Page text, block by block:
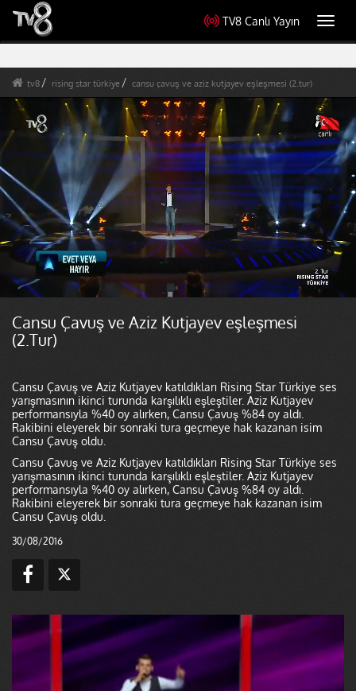
TV8 Canlı Yayın
tv8 rising star türkiye cansu çavuş ve aziz kutjayev eşleşmesi (2.tur)
Cansu Çavuş ve Aziz Kutjayev eşleşmesi
(2.Tur)
Cansu Çavuş ve Aziz Kutjayev katıldıkları Rising Star Türkiye ses
yarışmasının ikinci turunda karşılıklı eşleştiler. Aziz Kutjayev
performansıyla %40 oy alırken, Cansu Çavuş %84 oy aldı.
Rakibini eleyerek bir sonraki tura geçmeye hak kazanan isim
Cansu Çavuş oldu.
Cansu Çavuş ve Aziz Kutjayev katıldıkları Rising Star Türkiye ses
yarışmasının ikinci turunda karşılıklı eşleştiler. Aziz Kutjayev
performansıyla %40 oy alırken, Cansu Çavuş %84 oy aldı.
Rakibini eleyerek bir sonraki tura geçmeye hak kazanan isim
Cansu Çavuş oldu.
30/08/2016